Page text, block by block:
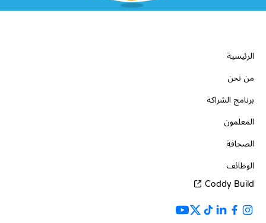
الرئيسية
من نحن
برنامج الشراكة
المعلمون
الصحافة
الوظائف
Coddy Build